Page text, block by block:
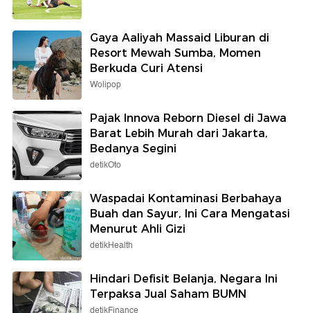
Gaya Aaliyah Massaid Liburan di
Resort Mewah Sumba, Momen
Berkuda Curi Atensi
Wolipop
Pajak Innova Reborn Diesel di Jawa
Barat Lebih Murah dari Jakarta,
Bedanya Segini
detikOto
Waspadai Kontaminasi Berbahaya
Buah dan Sayur, Ini Cara Mengatasi
Menurut Ahli Gizi
detikHealth
Hindari Defisit Belanja, Negara Ini
Terpaksa Jual Saham BUMN